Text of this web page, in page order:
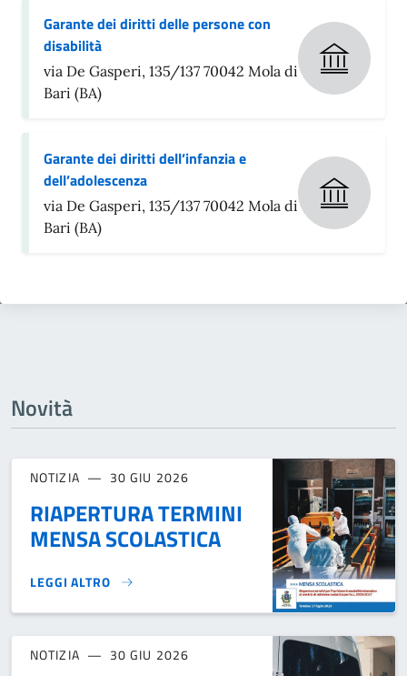
Garante dei diritti delle persone con
disabilità
via De Gasperi, 135/137 70042 Mola di
Bari (BA)
Garante dei diritti dell’infanzia e
dell’adolescenza
via De Gasperi, 135/137 70042 Mola di
Bari (BA)
Novità
NOTIZIA 30 GIU 2026
RIAPERTURA TERMINI
MENSA SCOLASTICA
LEGGI ALTRO
RIAPERTURA TERMINI MENSA SCOLASTICA}
NOTIZIA 30 GIU 2026